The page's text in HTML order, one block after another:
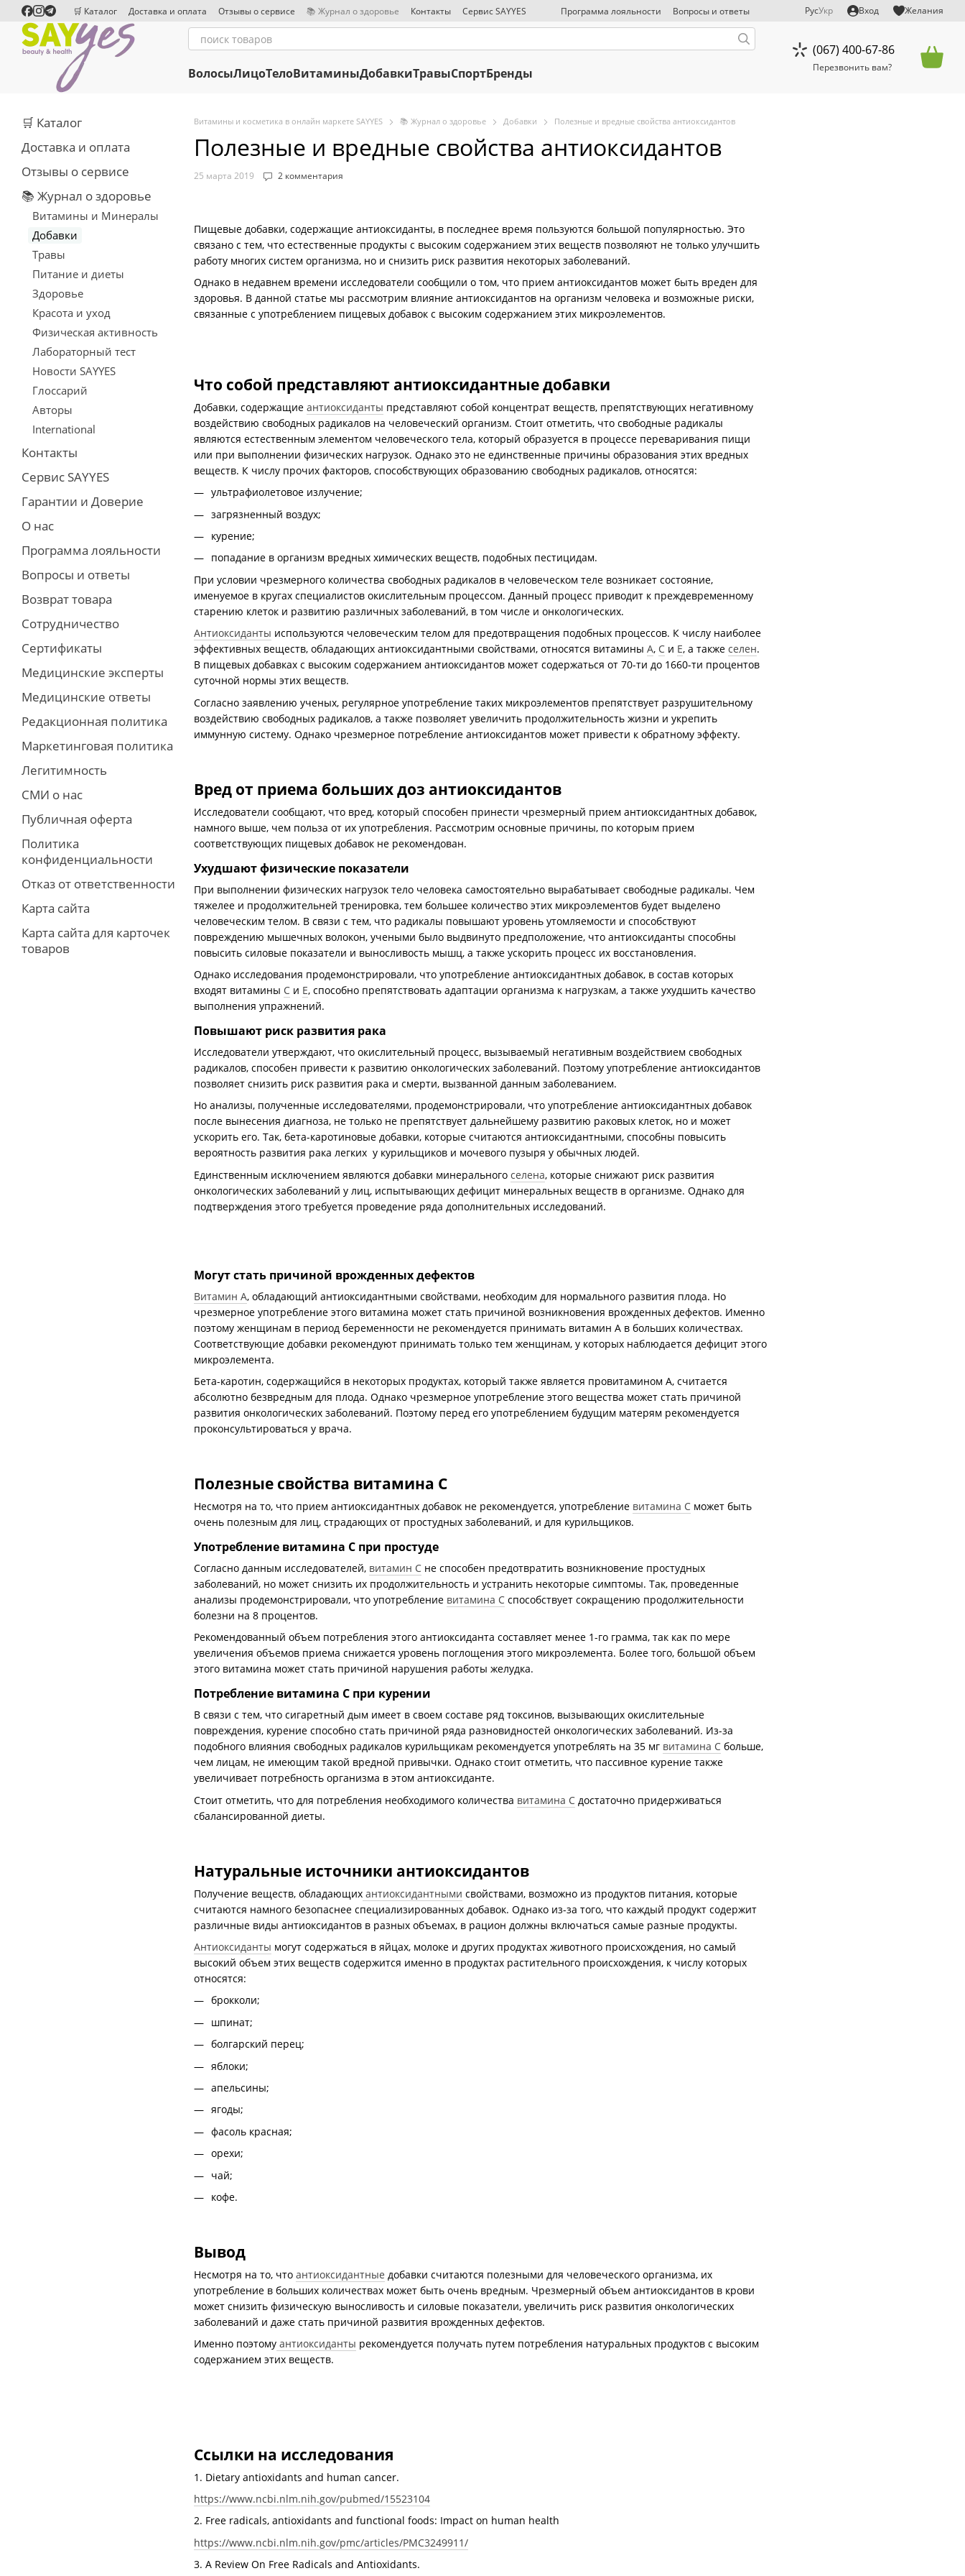
Перейти к основному контенту
🛒 Каталог Доставка и оплата Отзывы о сервисе 📚 Журнал о здоровье Контакты Сервис SAYYES Программа лояльности
Вопросы и ответы
Сотрудничество
Редакционная политика СМИ о нас Публичная оферта Политика конфиденциальности Отказ от ответственности
РусУкр Вход Желания
ВолосыЛицоТелоВитаминыДобавкиТравыСпортБренды
(067) 400-67-86
Перезвонить вам?
Витамины и косметика в онлайн маркете SAYYES 📚 Журнал о здоровье Добавки Полезные и вредные свойства антиоксидантов
Полезные и вредные свойства антиоксидантов
25 марта 2019 2 комментария
Пищевые добавки, содержащие антиоксиданты, в последнее время пользуются большой популярностью. Это
связано с тем, что естественные продукты с высоким содержанием этих веществ позволяют не только улучшить
работу многих систем организма, но и снизить риск развития некоторых заболеваний.
Однако в недавнем времени исследователи сообщили о том, что прием антиоксидантов может быть вреден для
здоровья. В данной статье мы рассмотрим влияние антиоксидантов на организм человека и возможные риски,
связанные с употреблением пищевых добавок с высоким содержанием этих микроэлементов.
Что собой представляют антиоксидантные добавки
Добавки, содержащие антиоксиданты представляют собой концентрат веществ, препятствующих негативному
воздействию свободных радикалов на человеческий организм. Стоит отметить, что свободные радикалы
являются естественным элементом человеческого тела, который образуется в процессе переваривания пищи
или при выполнении физических нагрузок. Однако это не единственные причины образования этих вредных
веществ. К числу прочих факторов, способствующих образованию свободных радикалов, относятся:
ультрафиолетовое излучение;
загрязненный воздух;
курение;
попадание в организм вредных химических веществ, подобных пестицидам.
При условии чрезмерного количества свободных радикалов в человеческом теле возникает состояние,
именуемое в кругах специалистов окислительным процессом. Данный процесс приводит к преждевременному
старению клеток и развитию различных заболеваний, в том числе и онкологических.
Антиоксиданты используются человеческим телом для предотвращения подобных процессов. К числу наиболее
эффективных веществ, обладающих антиоксидантными свойствами, относятся витамины A, C и E, а также селен.
В пищевых добавках с высоким содержанием антиоксидантов может содержаться от 70-ти до 1660-ти процентов
суточной нормы этих веществ.
Согласно заявлению ученых, регулярное употребление таких микроэлементов препятствует разрушительному
воздействию свободных радикалов, а также позволяет увеличить продолжительность жизни и укрепить
иммунную систему. Однако чрезмерное потребление антиоксидантов может привести к обратному эффекту.
Вред от приема больших доз антиоксидантов
Исследователи сообщают, что вред, который способен принести чрезмерный прием антиоксидантных добавок,
намного выше, чем польза от их употребления. Рассмотрим основные причины, по которым прием
соответствующих пищевых добавок не рекомендован.
Ухудшают физические показатели
При выполнении физических нагрузок тело человека самостоятельно вырабатывает свободные радикалы. Чем
тяжелее и продолжительней тренировка, тем большее количество этих микроэлементов будет выделено
человеческим телом. В связи с тем, что радикалы повышают уровень утомляемости и способствуют
повреждению мышечных волокон, учеными было выдвинуто предположение, что антиоксиданты способны
повысить силовые показатели и выносливость мышц, а также ускорить процесс их восстановления.
Однако исследования продемонстрировали, что употребление антиоксидантных добавок, в состав которых
входят витамины C и E, способно препятствовать адаптации организма к нагрузкам, а также ухудшить качество
выполнения упражнений.
Повышают риск развития рака
Исследователи утверждают, что окислительный процесс, вызываемый негативным воздействием свободных
радикалов, способен привести к развитию онкологических заболеваний. Поэтому употребление антиоксидантов
позволяет снизить риск развития рака и смерти, вызванной данным заболеванием.
Но анализы, полученные исследователями, продемонстрировали, что употребление антиоксидантных добавок
после вынесения диагноза, не только не препятствует дальнейшему развитию раковых клеток, но и может
ускорить его. Так, бета-каротиновые добавки, которые считаются антиоксидантными, способны повысить
вероятность развития рака легких у курильщиков и мочевого пузыря у обычных людей.
Единственным исключением являются добавки минерального селена, которые снижают риск развития
онкологических заболеваний у лиц, испытывающих дефицит минеральных веществ в организме. Однако для
подтверждения этого требуется проведение ряда дополнительных исследований.
Могут стать причиной врожденных дефектов
Витамин A, обладающий антиоксидантными свойствами, необходим для нормального развития плода. Но
чрезмерное употребление этого витамина может стать причиной возникновения врожденных дефектов. Именно
поэтому женщинам в период беременности не рекомендуется принимать витамин A в больших количествах.
Соответствующие добавки рекомендуют принимать только тем женщинам, у которых наблюдается дефицит этого
микроэлемента.
Бета-каротин, содержащийся в некоторых продуктах, который также является провитамином A, считается
абсолютно безвредным для плода. Однако чрезмерное употребление этого вещества может стать причиной
развития онкологических заболеваний. Поэтому перед его употреблением будущим матерям рекомендуется
проконсультироваться у врача.
Полезные свойства витамина C
Несмотря на то, что прием антиоксидантных добавок не рекомендуется, употребление витамина C может быть
очень полезным для лиц, страдающих от простудных заболеваний, и для курильщиков.
Употребление витамина C при простуде
Согласно данным исследователей, витамин C не способен предотвратить возникновение простудных
заболеваний, но может снизить их продолжительность и устранить некоторые симптомы. Так, проведенные
анализы продемонстрировали, что употребление витамина C способствует сокращению продолжительности
болезни на 8 процентов.
Рекомендованный объем потребления этого антиоксиданта составляет менее 1-го грамма, так как по мере
увеличения объемов приема снижается уровень поглощения этого микроэлемента. Более того, большой объем
этого витамина может стать причиной нарушения работы желудка.
Потребление витамина C при курении
В связи с тем, что сигаретный дым имеет в своем составе ряд токсинов, вызывающих окислительные
повреждения, курение способно стать причиной ряда разновидностей онкологических заболеваний. Из-за
подобного влияния свободных радикалов курильщикам рекомендуется употреблять на 35 мг витамина C больше,
чем лицам, не имеющим такой вредной привычки. Однако стоит отметить, что пассивное курение также
увеличивает потребность организма в этом антиоксиданте.
Стоит отметить, что для потребления необходимого количества витамина C достаточно придерживаться
сбалансированной диеты.
Натуральные источники антиоксидантов
Получение веществ, обладающих антиоксидантными свойствами, возможно из продуктов питания, которые
считаются намного безопаснее специализированных добавок. Однако из-за того, что каждый продукт содержит
различные виды антиоксидантов в разных объемах, в рацион должны включаться самые разные продукты.
Антиоксиданты могут содержаться в яйцах, молоке и других продуктах животного происхождения, но самый
высокий объем этих веществ содержится именно в продуктах растительного происхождения, к числу которых
относятся:
брокколи;
шпинат;
болгарский перец;
яблоки;
апельсины;
ягоды;
фасоль красная;
орехи;
чай;
кофе.
Вывод
Несмотря на то, что антиоксидантные добавки считаются полезными для человеческого организма, их
употребление в больших количествах может быть очень вредным. Чрезмерный объем антиоксидантов в крови
может снизить физическую выносливость и силовые показатели, увеличить риск развития онкологических
заболеваний и даже стать причиной развития врожденных дефектов.
Именно поэтому антиоксиданты рекомендуется получать путем потребления натуральных продуктов с высоким
содержанием этих веществ.
Ссылки на исследования
1. Dietary antioxidants and human cancer.
https://www.ncbi.nlm.nih.gov/pubmed/15523104
2. Free radicals, antioxidants and functional foods: Impact on human health
https://www.ncbi.nlm.nih.gov/pmc/articles/PMC3249911/
3. A Review On Free Radicals and Antioxidants.
🛒 Каталог
Доставка и оплата
Отзывы о сервисе
📚 Журнал о здоровье
Витамины и Минералы
Добавки
Травы
Питание и диеты
Здоровье
Красота и уход
Физическая активность
Лабораторный тест
Новости SAYYES
Глоссарий
Авторы
International
Контакты
Сервис SAYYES
Гарантии и Доверие
О нас
Программа лояльности
Вопросы и ответы
Возврат товара
Сотрудничество
Сертификаты
Медицинские эксперты
Медицинские ответы
Редакционная политика
Маркетинговая политика
Легитимность
СМИ о нас
Публичная оферта
Политика
конфиденциальности
Отказ от ответственности
Карта сайта
Карта сайта для карточек
товаров